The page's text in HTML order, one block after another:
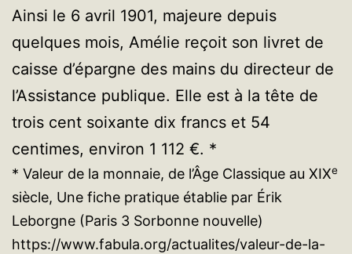
Ainsi le 6 avril 1901, majeure depuis
quelques mois, Amélie reçoit son livret de
caisse d’épargne des mains du directeur de
l’Assistance publique. Elle est à la tête de
trois cent soixante dix francs et 54
centimes, environ 1 112 €. *
* Valeur de la monnaie, de l’Âge Classique au XIXe
siècle, Une fiche pratique établie par Érik
Leborgne (Paris 3 Sorbonne nouvelle)
https://www.fabula.org/actualites/valeur-de-la-